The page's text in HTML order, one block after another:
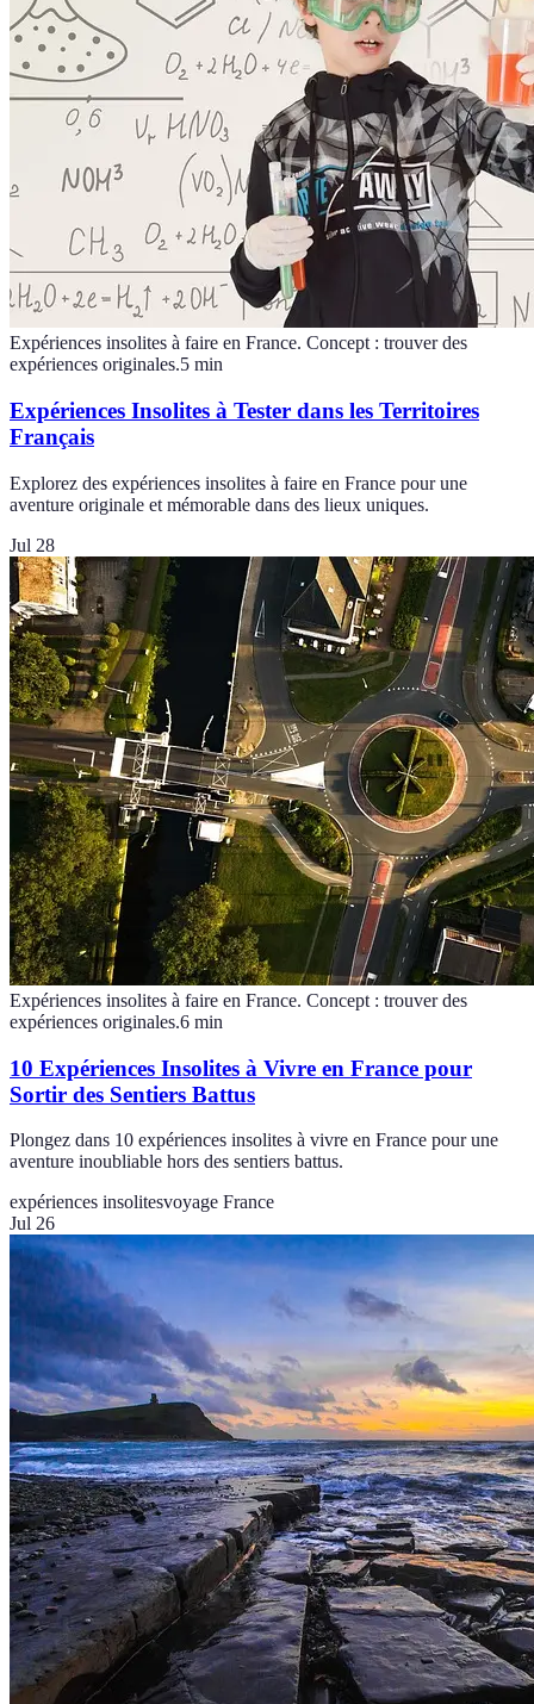
Expériences insolites à faire en France. Concept : trouver des
expériences originales.5 min
Expériences Insolites à Tester dans les Territoires
Français
Explorez des expériences insolites à faire en France pour une
aventure originale et mémorable dans des lieux uniques.
Jul 28
Expériences insolites à faire en France. Concept : trouver des
expériences originales.6 min
10 Expériences Insolites à Vivre en France pour
Sortir des Sentiers Battus
Plongez dans 10 expériences insolites à vivre en France pour une
aventure inoubliable hors des sentiers battus.
expériences insolitesvoyage France
Jul 26